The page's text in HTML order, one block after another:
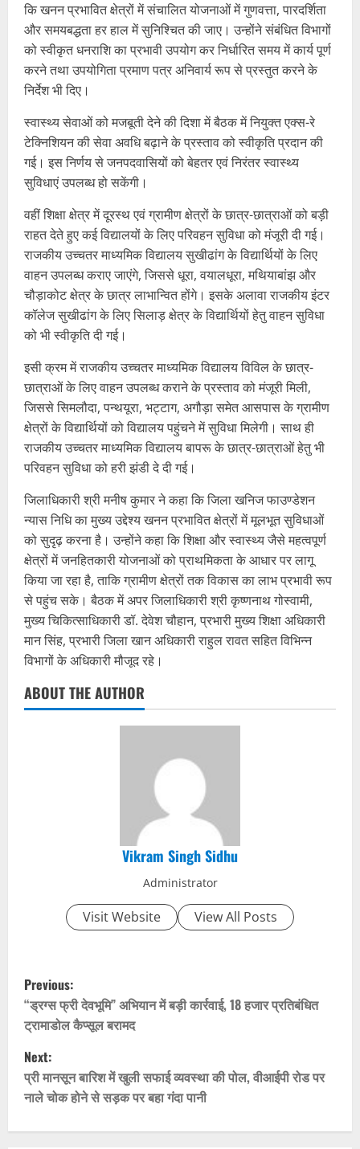
कि खनन प्रभावित क्षेत्रों में संचालित योजनाओं में गुणवत्ता, पारदर्शिता
और समयबद्धता हर हाल में सुनिश्चित की जाए। उन्होंने संबंधित विभागों
को स्वीकृत धनराशि का प्रभावी उपयोग कर निर्धारित समय में कार्य पूर्ण
करने तथा उपयोगिता प्रमाण पत्र अनिवार्य रूप से प्रस्तुत करने के
निर्देश भी दिए।
स्वास्थ्य सेवाओं को मजबूती देने की दिशा में बैठक में नियुक्त एक्स-रे
टेक्निशियन की सेवा अवधि बढ़ाने के प्रस्ताव को स्वीकृति प्रदान की
गई। इस निर्णय से जनपदवासियों को बेहतर एवं निरंतर स्वास्थ्य
सुविधाएं उपलब्ध हो सकेंगी।
वहीं शिक्षा क्षेत्र में दूरस्थ एवं ग्रामीण क्षेत्रों के छात्र-छात्राओं को बड़ी
राहत देते हुए कई विद्यालयों के लिए परिवहन सुविधा को मंजूरी दी गई।
राजकीय उच्चतर माध्यमिक विद्यालय सुखीढांग के विद्यार्थियों के लिए
वाहन उपलब्ध कराए जाएंगे, जिससे धूरा, वयालधूरा, मथियाबांझ और
चौड़ाकोट क्षेत्र के छात्र लाभान्वित होंगे। इसके अलावा राजकीय इंटर
कॉलेज सुखीढांग के लिए सिलाड़ क्षेत्र के विद्यार्थियों हेतु वाहन सुविधा
को भी स्वीकृति दी गई।
इसी क्रम में राजकीय उच्चतर माध्यमिक विद्यालय विविल के छात्र-
छात्राओं के लिए वाहन उपलब्ध कराने के प्रस्ताव को मंजूरी मिली,
जिससे सिमलौदा, पन्थयूरा, भट्टाग, अगौड़ा समेत आसपास के ग्रामीण
क्षेत्रों के विद्यार्थियों को विद्यालय पहुंचने में सुविधा मिलेगी। साथ ही
राजकीय उच्चतर माध्यमिक विद्यालय बापरू के छात्र-छात्राओं हेतु भी
परिवहन सुविधा को हरी झंडी दे दी गई।
जिलाधिकारी श्री मनीष कुमार ने कहा कि जिला खनिज फाउण्डेशन
न्यास निधि का मुख्य उद्देश्य खनन प्रभावित क्षेत्रों में मूलभूत सुविधाओं
को सुदृढ़ करना है। उन्होंने कहा कि शिक्षा और स्वास्थ्य जैसे महत्वपूर्ण
क्षेत्रों में जनहितकारी योजनाओं को प्राथमिकता के आधार पर लागू
किया जा रहा है, ताकि ग्रामीण क्षेत्रों तक विकास का लाभ प्रभावी रूप
से पहुंच सके। बैठक में अपर जिलाधिकारी श्री कृष्णनाथ गोस्वामी,
मुख्य चिकित्साधिकारी डॉ. देवेश चौहान, प्रभारी मुख्य शिक्षा अधिकारी
मान सिंह, प्रभारी जिला खान अधिकारी राहुल रावत सहित विभिन्न
विभागों के अधिकारी मौजूद रहे।
ABOUT THE AUTHOR
Vikram Singh Sidhu
Administrator
Visit Website View All Posts
P
o
s
t
n
Previous:
“ड्रग्स फ्री देवभूमि” अभियान में बड़ी कार्रवाई, 18 हजार प्रतिबंधित
ट्रामाडोल कैप्सूल बरामद
Next:
प्री मानसून बारिश में खुली सफाई व्यवस्था की पोल, वीआईपी रोड पर
नाले चोक होने से सड़क पर बहा गंदा पानी